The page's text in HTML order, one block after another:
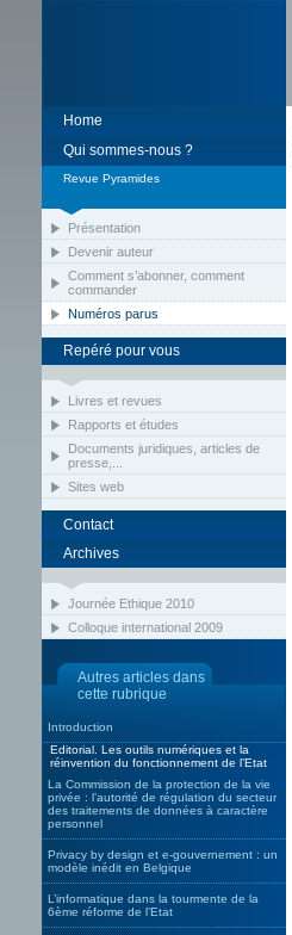
Home
Qui sommes-nous ?
Revue Pyramides
Présentation
Devenir auteur
Comment s’abonner, comment
commander
Numéros parus
Repéré pour vous
Livres et revues
Rapports et études
Documents juridiques, articles de
presse,...
Sites web
Contact
Archives
Journée Ethique 2010
Colloque international 2009
Autres articles dans
cette rubrique
Introduction
Editorial. Les outils numériques et la
réinvention du fonctionnement de l’Etat
La Commission de la protection de la vie
privée : l’autorité de régulation du secteur
des traitements de données à caractère
personnel
Privacy by design et e-gouvernement : un
modèle inédit en Belgique
L’informatique dans la tourmente de la
6ème réforme de l’Etat